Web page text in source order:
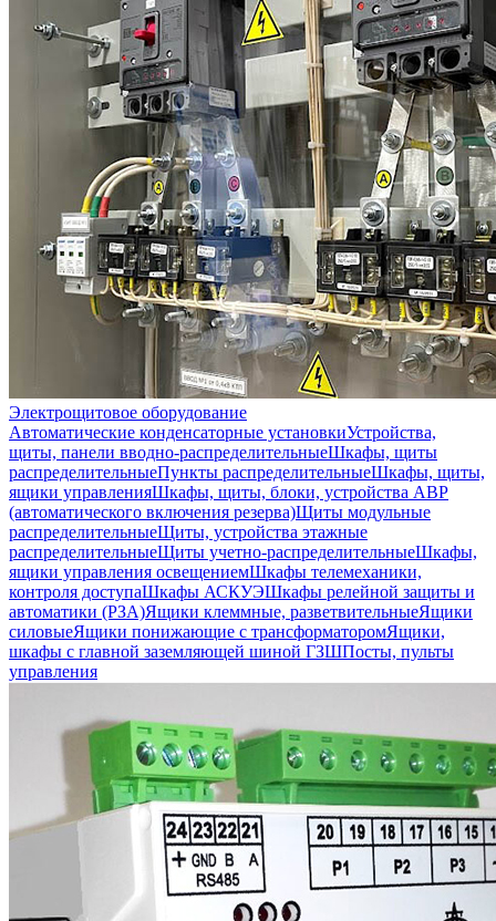
Электрощитовое оборудование
Автоматические конденсаторные установкиУстройства,
щиты, панели вводно-распределительныеШкафы, щиты
распределительныеПункты распределительныеШкафы, щиты,
ящики управленияШкафы, щиты, блоки, устройства АВР
(автоматического включения резерва)Щиты модульные
распределительныеЩиты, устройства этажные
распределительныеЩиты учетно-распределительныеШкафы,
ящики управления освещениемШкафы телемеханики,
контроля доступаШкафы АСКУЭШкафы релейной защиты и
автоматики (РЗА)Ящики клеммные, разветвительныеЯщики
силовыеЯщики понижающие с трансформаторомЯщики,
шкафы с главной заземляющей шиной ГЗШПосты, пульты
управления